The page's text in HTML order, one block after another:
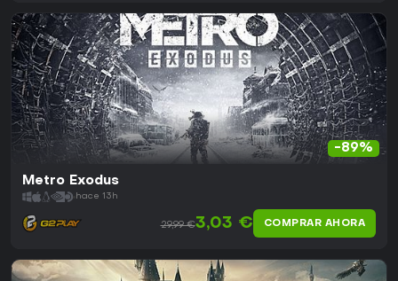
-89%
Metro Exodus
hace 13h
29,99 €3,03 € COMPRAR AHORA